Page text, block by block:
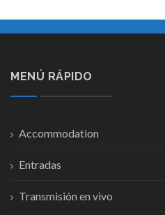
MENÚ RÁPIDO
Accommodation
Entradas
Transmisión en vivo